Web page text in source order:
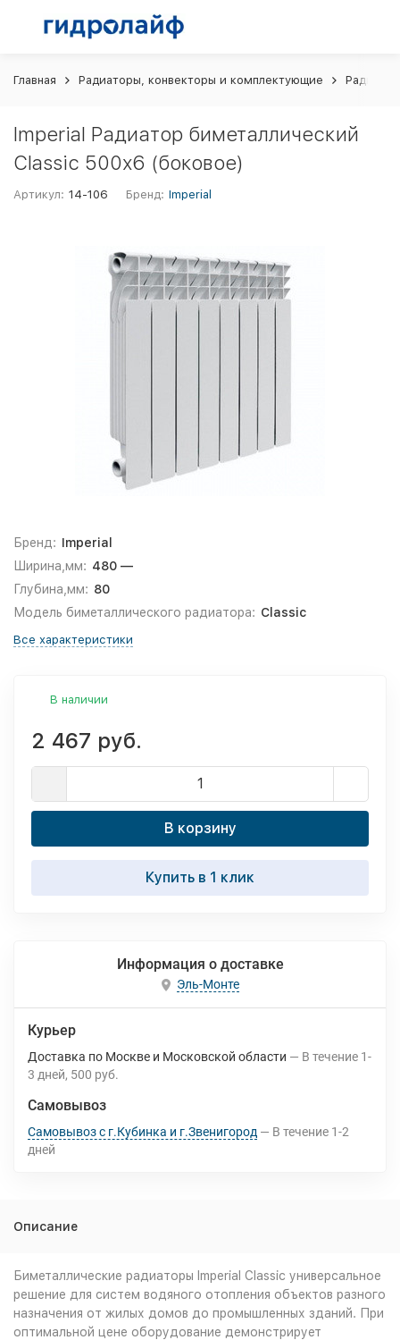
Главная Радиаторы, конвекторы и комплектующие
Imperial Радиатор биметаллический
Classic 500х6 (боковое)
Артикул: 14-106 Бренд: Imperial
Бренд: Imperial
Ширина,мм: 480 —
Глубина,мм: 80
Модель биметаллического радиатора: Classic
Все характеристики
В наличии
2 467 руб.
В корзину
Купить в 1 клик
Информация о доставке
Эль-Монте
Курьер
Доставка по Москве и Московской области В течение 1-
3 дней 500 руб.
Самовывоз
Самовывоз с г.Кубинка и г.Звенигород В течение 1-2
дней
Описание
Биметаллические радиаторы Imperial Classic универсальное
решение для систем водяного отопления объектов разного
назначения от жилых домов до промышленных зданий. При
оптимальной цене оборудование демонстрирует